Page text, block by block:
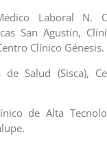
Laboral N.
San Agustín,
Clínico Génesis.
Salud (Sisca),
de Alta